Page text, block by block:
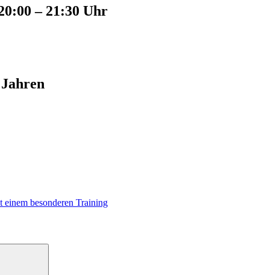
– 21:30 Uhr
einem besonderen Training